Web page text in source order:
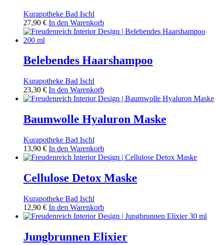
Kurapotheke Bad Ischl
27,90 € In den Warenkorb
Belebendes Haarshampoo
Kurapotheke Bad Ischl
23,30 € In den Warenkorb
Baumwolle Hyaluron Maske
Kurapotheke Bad Ischl
13,90 € In den Warenkorb
Cellulose Detox Maske
Kurapotheke Bad Ischl
12,90 € In den Warenkorb
Jungbrunnen Elixier